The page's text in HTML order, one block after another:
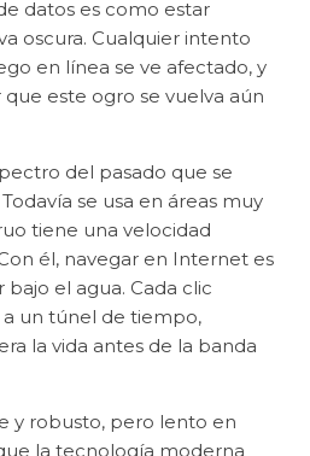
datos es como estar
oscura. Cualquier intento
en línea se ve afectado, y
este ogro se vuelva aún
del pasado que se
se usa en áreas muy
tiene una velocidad
él, navegar en Internet es
el agua. Cada clic
un túnel de tiempo,
la vida antes de la banda
y robusto, pero lento en
la tecnología moderna